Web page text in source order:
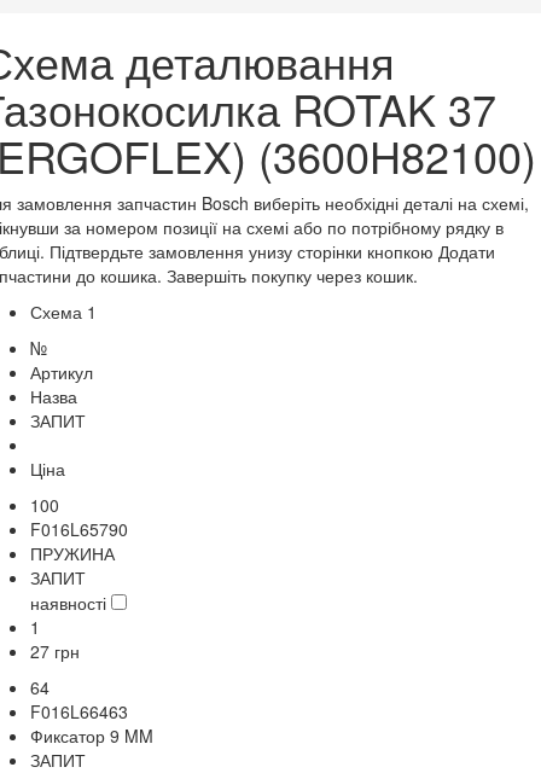
деталювання
ROTAK 37
(3600H82100)
замовлення запчастин Bosch виберіть необхідні деталі на схемі,
за номером позиції на схемі або по потрібному рядку в
Підтвердьте замовлення унизу сторінки кнопкою Додати
до кошика. Завершіть покупку через кошик.
Схема 1
№
Артикул
Назва
ЗАПИТ
Ціна
100
F016L65790
ПРУЖИНА
ЗАПИТ
наявності
1
27 грн
64
F016L66463
Фиксатор 9 MM
ЗАПИТ